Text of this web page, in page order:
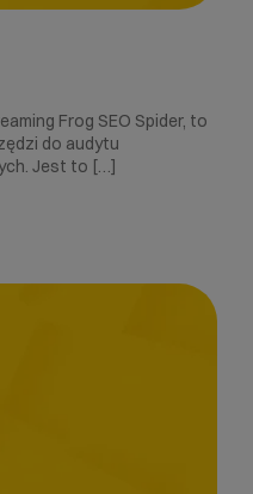
Frog SEO Spider, to
do audytu
Jest to […]